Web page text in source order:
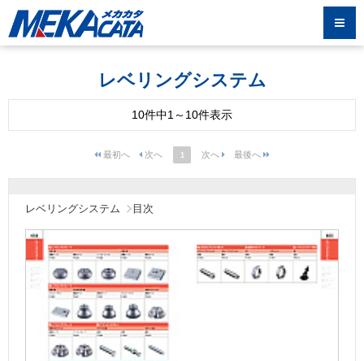
レベリングシステム
10件中1～10件表示
1
レベリングシステム 目次